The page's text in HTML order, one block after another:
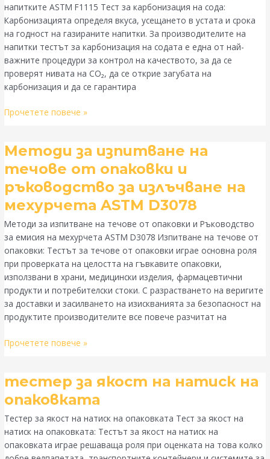
напитките ASTM F1115 Тест за карбонизация на сода:
Карбонизацията определя вкуса, усещането в устата и срока
на годност на газираните напитки. За производителите на
напитки тестът за карбонизация на содата е една от най-
важните процедури за контрол на качеството, за да се
проверят нивата на CO₂, да се открие загубата на
карбонизация и да се гарантира
точно
измерване
напитки
ASTM
F1115
Прочетете повече »
Методи за изпитване на
течове от опаковки и
ръководство за излъчване на
мехурчета ASTM D3078
Методи за изпитване на течове от опаковки и Ръководство
за емисия на мехурчета ASTM D3078 Изпитване на течове от
опаковки: Тестът за течове от опаковки играе основна роля
при проверката на целостта на гъвкавите опаковки,
използвани в храни, медицински изделия, фармацевтични
продукти и потребителски стоки. С разрастването на веригите
за доставки и засилването на изискванията за безопасност на
продуктите производителите все повече разчитат на
Методи
изпитване
на
течове
опаковки
и
ръководство
за
излъчване
на
мехурчета
ASTM
Прочетете повече »
тестер за якост на натиск на
опаковката
Тестер за якост на натиск на опаковката Тест за якост на
натиск на опаковката: Тестът за якост на натиск на
опаковката играе решаваща роля при оценката на това колко
тестер
якост
на
натиск
на